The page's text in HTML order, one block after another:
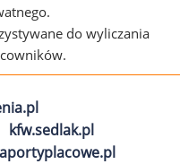
do wyliczania
kfw.sedlak.pl